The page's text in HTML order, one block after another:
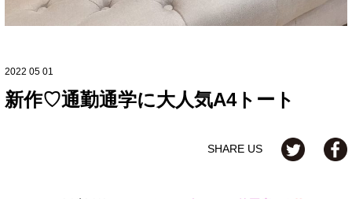
2022 05 01
新作♡通勤通学に大人気A4トート
SHARE US